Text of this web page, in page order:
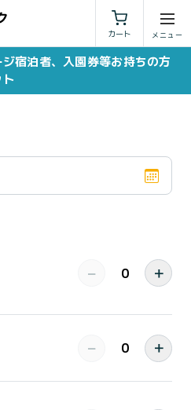
カート
特定商取引法に基づく表示
ジ宿泊者、入園券等お持ちの方
− ＋
− ＋